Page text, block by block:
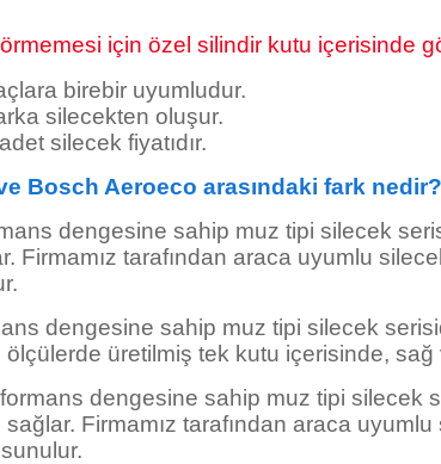
için özel silindir kutu içerisinde
birebir uyumludur.
silecekten oluşur.
silecek fiyatıdır.
Bosch Aeroeco arasındaki fark nedir?
dengesine sahip muz tipi silecek
Firmamız tarafından araca uyumlu
dengesine sahip muz tipi silecek
ölçülerde üretilmiş tek kutu içerisinde,
dengesine sahip muz tipi silecek
Firmamız tarafından araca